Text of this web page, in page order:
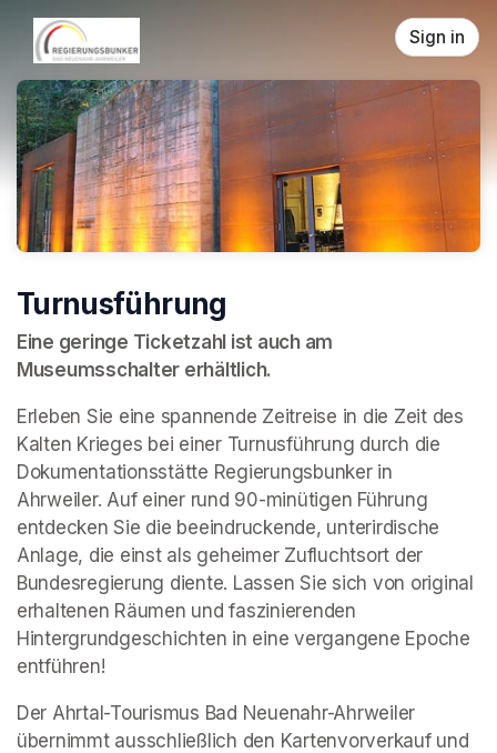
Skip header
Sign in
Turnusführung
Eine geringe Ticketzahl ist auch am
Museumsschalter erhältlich.
Erleben Sie eine spannende Zeitreise in die Zeit des
Kalten Krieges bei einer Turnusführung durch die
Dokumentationsstätte Regierungsbunker in
Ahrweiler. Auf einer rund 90-minütigen Führung
entdecken Sie die beeindruckende, unterirdische
Anlage, die einst als geheimer Zufluchtsort der
Bundesregierung diente. Lassen Sie sich von original
erhaltenen Räumen und faszinierenden
Hintergrundgeschichten in eine vergangene Epoche
entführen!
Der Ahrtal-Tourismus Bad Neuenahr-Ahrweiler
übernimmt ausschließlich den Kartenvorverkauf und